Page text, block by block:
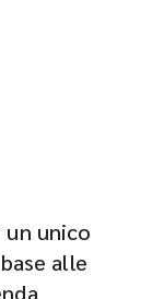
unico
alle